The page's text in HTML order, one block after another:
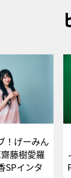
！げーみん
藤樹愛羅
SPインタ